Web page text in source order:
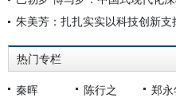
朱美芳：扎扎实实以科技创新
热门专栏
秦晖 陈行之 郑